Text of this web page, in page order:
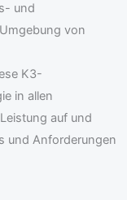
und
von
K3-
in allen
auf und
und Anforderungen